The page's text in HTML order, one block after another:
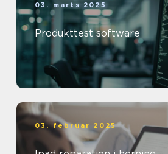
03. marts 2025
Produkttest software
03. februar 2025